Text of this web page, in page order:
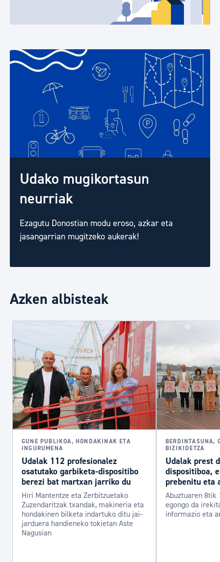
Udako mugikortasun
neurriak
Ezagutu Donostian modu eroso, azkar eta
jasangarrian mugitzeko aukerak!
Azken albisteak
GUNE PUBLIKOA, HONDAKINAK ETA
INGURUMENA
Udalak 112 profesionalez
osatutako garbiketa-dispositibo
berezi bat martxan jarriko du
Hiri Mantentze eta Zerbitzuetako
Zuzendaritzak txandak, makineria eta
hondakinen bilketa indartuko ditu jai-
jarduera handieneko tokietan Aste
Nagusian
BERDINTASUNA,
BIZIKIDETZA
Udalak prest
dispositiboa,
prebenitu eta
Abuztuaren 8tik
egongo da
informazio eta